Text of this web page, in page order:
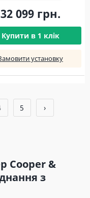
32 099 грн.
Купити в 1 клік
установку
5 ›
Cooper &
з